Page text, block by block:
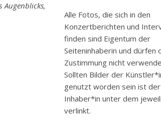
Alle Fotos, die sich in den
Konzertberichten und
finden sind Eigentum der
Seiteninhaberin und dürfen
Zustimmung nicht
Sollten Bilder der
genutzt worden sein ist
Inhaber*in unter dem
verlinkt.